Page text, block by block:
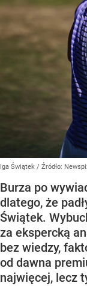
Iga Świątek / Źródło:
Burza po
dlatego, że
Świątek.
za ekspercką
bez wiedzy,
od dawna
najwięcej, lecz